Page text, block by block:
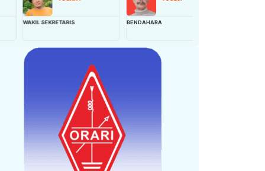
SEKRETARIS BENDAHARA